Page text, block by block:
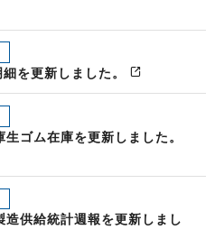
を更新しました。
ゴム在庫を更新しました。
造供給統計週報を更新しまし